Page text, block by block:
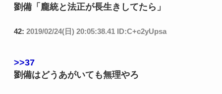
劉備「龐統と法正が長生きしてたら」
42: 2019/02/24(日) 20:05:38.41 ID:C+c2yUpsa
>>37
劉備はどうあがいても無理やろ